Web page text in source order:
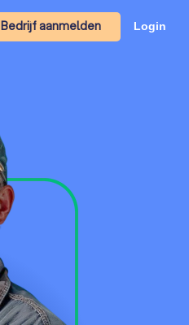
Bedrijf aanmelden Login